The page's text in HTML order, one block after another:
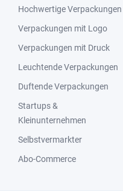
Hochwertige Verpackungen
Verpackungen mit Logo
Verpackungen mit Druck
Leuchtende Verpackungen
Duftende Verpackungen
Startups &
Kleinunternehmen
Selbstvermarkter
Abo-Commerce